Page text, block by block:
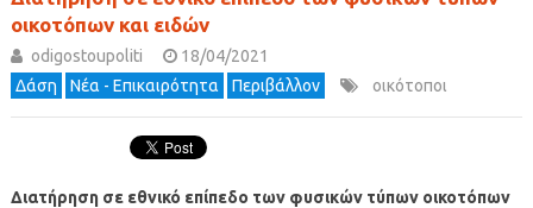
οικοτόπων και ειδών
odigostoupoliti
18/04/2021
Δάση
Νέα - Επικαιρότητα Περιβάλλον οικότοποι
Διατήρηση σε εθνικό επίπεδο των φυσικών τύπων οικοτόπων